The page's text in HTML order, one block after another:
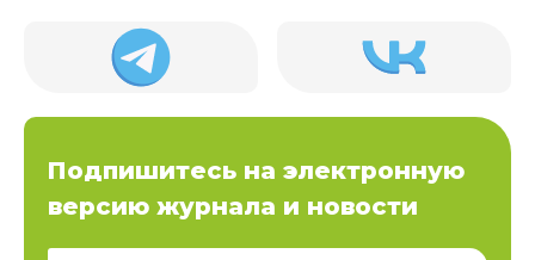
Подпишитесь на электронную
версию журнала и новости